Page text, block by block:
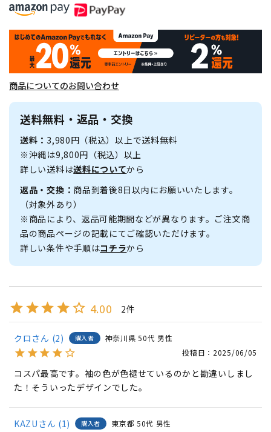
商品についてのお問い合わせ
送料無料・返品・交換
送料：3,980円（税込）以上で送料無料
※沖縄は9,800円（税込）以上
詳しい送料は送料についてから
返品・交換： 商品到着後8日以内にお願いいたします。
（対象外あり）
※商品により、返品可能期間などが異なります。ご注文商
品の商品ページの記載にてご確認いただけます。
詳しい条件や手順はコチラから
4.00 2
クロ 2 購入者 神奈川県 50代 男性
投稿日
2025/06/05
コスパ最高です。袖の色が色褪せているのかと勘違いしまし
た！そういったデザインでした。
KAZU 1 購入者 東京都 50代 男性